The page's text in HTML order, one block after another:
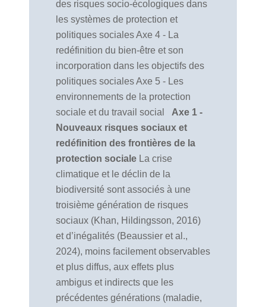
des risques socio-écologiques dans
les systèmes de protection et
politiques sociales Axe 4 - La
redéfinition du bien-être et son
incorporation dans les objectifs des
politiques sociales Axe 5 - Les
environnements de la protection
sociale et du travail social Axe 1 -
Nouveaux risques sociaux et
redéfinition des frontières de la
protection sociale La crise
climatique et le déclin de la
biodiversité sont associés à une
troisième génération de risques
sociaux (Khan, Hildingsson, 2016)
et d’inégalités (Beaussier et al.,
2024), moins facilement observables
et plus diffus, aux effets plus
ambigus et indirects que les
précédentes générations (maladie,